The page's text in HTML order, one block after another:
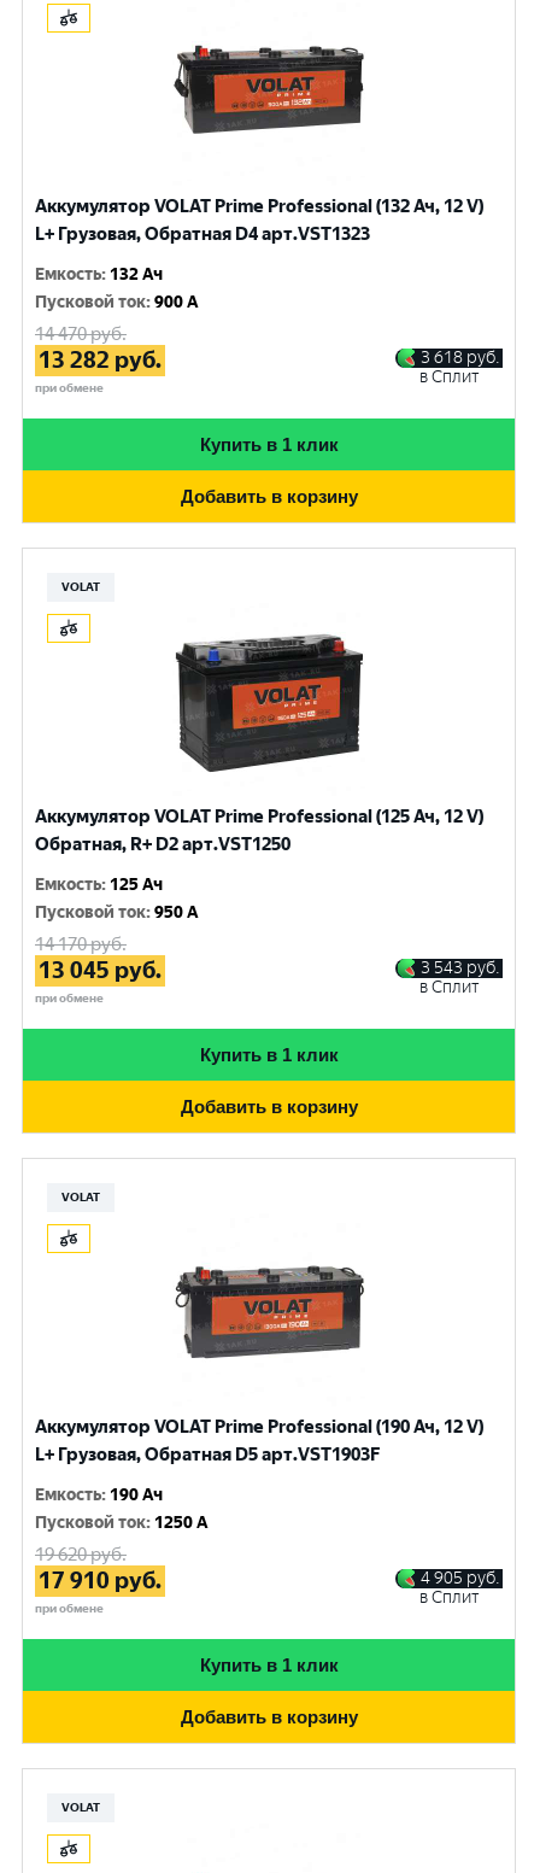
Аккумулятор VOLAT Prime Professional (132 Ач, 12 V)
L+ Грузовая, Обратная D4 арт.VST1323
Емкость: 132 Ач
Пусковой ток:900 A
14 470руб.
13 282 руб.
при обмене
3 618 руб.
в Сплит
Купить в 1 клик
Добавить в корзину
VOLAT
Аккумулятор VOLAT Prime Professional (125 Ач, 12 V)
Обратная, R+ D2 арт.VST1250
Емкость: 125 Ач
Пусковой ток:950 A
14 170руб.
13 045 руб.
при обмене
3 543 руб.
в Сплит
Купить в 1 клик
Добавить в корзину
VOLAT
Аккумулятор VOLAT Prime Professional (190 Ач, 12 V)
L+ Грузовая, Обратная D5 арт.VST1903F
Емкость: 190 Ач
Пусковой ток: 1250 A
19 620руб.
17 910 руб.
при обмене
4 905 руб.
в Сплит
Купить в 1 клик
Добавить в корзину
VOLAT